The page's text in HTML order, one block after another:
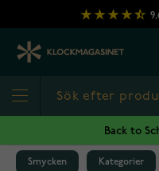
Hoppa till innehållet
Back to
Smycken Kategorier